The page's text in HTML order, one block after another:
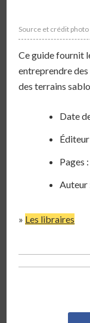
Source et crédit photo
Ce guide fournit
entreprendre des
des terrains
Date
Pages
Auteur
» Les libraires